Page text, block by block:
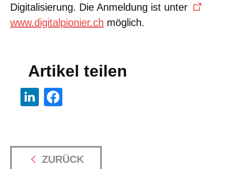
Digitalisierung. Die Anmeldung ist unter
www.digitalpionier.ch möglich.
Artikel teilen
ZURÜCK